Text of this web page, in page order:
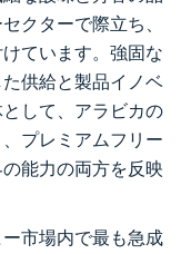
クターで際立ち、
ています。強固な
供給と製品イノベ
して、アラビカの
プレミアムフリー
能力の両方を反映
市場内で最も急成